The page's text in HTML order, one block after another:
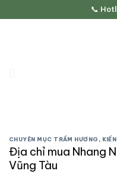
to
📞
CHUYÊN MỤC TRẦM HƯƠNG ,
Địa chỉ mua Nhang
Vũng Tàu